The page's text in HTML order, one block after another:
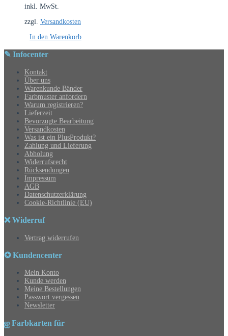
inkl. MwSt.
zzgl. Versandkosten
In den Warenkorb
✎ Infocenter
Kontakt
Über uns
Warenkunde Bänder
Farbmuster anfordern
Warum registrieren?
Lieferzeit
Bevorzugte Bearbeitung
Versandkosten
Was ist ein PlusProdukt?
Zahlung und Lieferung
Abholung
Widerrufsrecht
Rücksendungen
Impressum
AGB
Datenschutzerklärung
Cookie-Richtlinie (EU)
❌ Widerruf
Vertrag widerrufen
✪ Kundencenter
Mein Konto
Kunde werden
Meine Bestellungen
Passwort vergessen
Newsletter
ஐ Farbkarten für